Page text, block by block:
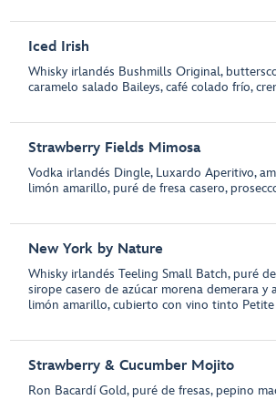
Iced Irish
Whisky irlandés Bushmills Original,
caramelo salado Baileys, café colado frío,
Strawberry Fields Mimosa
Vodka irlandés Dingle, Luxardo Aperitivo,
limón amarillo, puré de fresa casero,
New York by Nature
Whisky irlandés Teeling Small Batch, puré
sirope casero de azúcar morena demerara y
limón amarillo, cubierto con vino tinto Petite
Strawberry & Cucumber Mojito
Ron Bacardí Gold, puré de fresas, pepino